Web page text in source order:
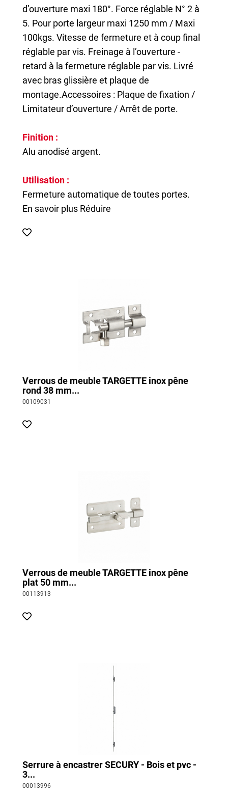
d’ouverture maxi 180°. Force réglable N° 2 à
5. Pour porte largeur maxi 1250 mm / Maxi
100kgs. Vitesse de fermeture et à coup final
réglable par vis. Freinage à l’ouverture -
retard à la fermeture réglable par vis. Livré
avec bras glissière et plaque de
montage.Accessoires : Plaque de fixation /
Limitateur d’ouverture / Arrêt de porte.
Finition :
Alu anodisé argent.
Utilisation :
Fermeture automatique de toutes portes.
En savoir plus Réduire
Verrous de meuble TARGETTE inox pêne
rond 38 mm...
00109031
Verrous de meuble TARGETTE inox pêne
plat 50 mm...
00113913
Serrure à encastrer SECURY - Bois et pvc -
3...
00013996